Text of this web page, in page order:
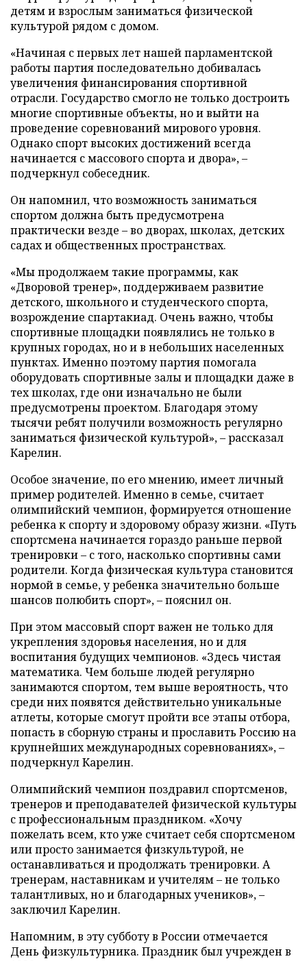
детям и взрослым заниматься физической
культурой рядом с домом.
«Начиная с первых лет нашей парламентской
работы партия последовательно добивалась
увеличения финансирования спортивной
отрасли. Государство смогло не только достроить
многие спортивные объекты, но и выйти на
проведение соревнований мирового уровня.
Однако спорт высоких достижений всегда
начинается с массового спорта и двора», –
подчеркнул собеседник.
Он напомнил, что возможность заниматься
спортом должна быть предусмотрена
практически везде – во дворах, школах, детских
садах и общественных пространствах.
«Мы продолжаем такие программы, как
«Дворовой тренер», поддерживаем развитие
детского, школьного и студенческого спорта,
возрождение спартакиад. Очень важно, чтобы
спортивные площадки появлялись не только в
крупных городах, но и в небольших населенных
пунктах. Именно поэтому партия помогала
оборудовать спортивные залы и площадки даже в
тех школах, где они изначально не были
предусмотрены проектом. Благодаря этому
тысячи ребят получили возможность регулярно
заниматься физической культурой», – рассказал
Карелин.
Особое значение, по его мнению, имеет личный
пример родителей. Именно в семье, считает
олимпийский чемпион, формируется отношение
ребенка к спорту и здоровому образу жизни. «Путь
спортсмена начинается гораздо раньше первой
тренировки – с того, насколько спортивны сами
родители. Когда физическая культура становится
нормой в семье, у ребенка значительно больше
шансов полюбить спорт», – пояснил он.
При этом массовый спорт важен не только для
укрепления здоровья населения, но и для
воспитания будущих чемпионов. «Здесь чистая
математика. Чем больше людей регулярно
занимаются спортом, тем выше вероятность, что
среди них появятся действительно уникальные
атлеты, которые смогут пройти все этапы отбора,
попасть в сборную страны и прославить Россию на
крупнейших международных соревнованиях», –
подчеркнул Карелин.
Олимпийский чемпион поздравил спортсменов,
тренеров и преподавателей физической культуры
с профессиональным праздником. «Хочу
пожелать всем, кто уже считает себя спортсменом
или просто занимается физкультурой, не
останавливаться и продолжать тренировки. А
тренерам, наставникам и учителям – не только
талантливых, но и благодарных учеников», –
заключил Карелин.
Напомним, в эту субботу в России отмечается
День физкультурника. Праздник был учрежден в